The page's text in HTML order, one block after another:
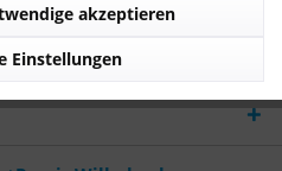
Einstellungen
akzeptieren